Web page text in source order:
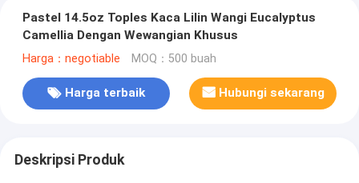
Pastel 14.5oz Toples Kaca Lilin Wangi Eucalyptus
Camellia Dengan Wewangian Khusus
Harga：negotiable MOQ：500 buah
Harga terbaik Hubungi sekarang
Deskripsi Produk